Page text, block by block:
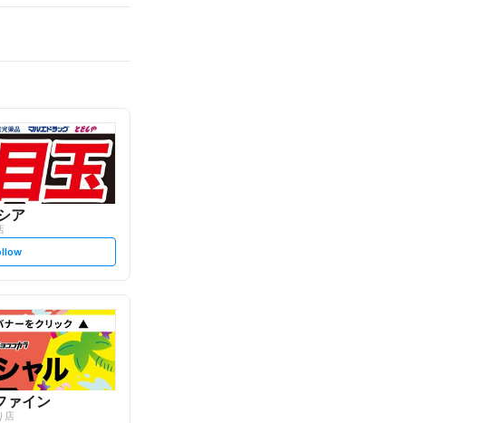
ア
ァイン
店